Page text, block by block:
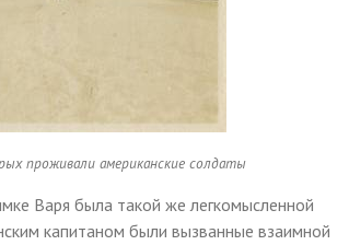
проживали американские солдаты
Варя была такой же легкомысленной
капитаном были вызванные взаимной